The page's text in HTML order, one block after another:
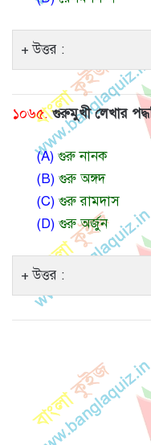
উত্তর :
১০৬৫. গুরুমুখী লেখার
(A) গুরু নানক
(B) গুরু অঙ্গদ
(C) গুরু রামদাস
(D) গুরু অর্জুন
উত্তর :